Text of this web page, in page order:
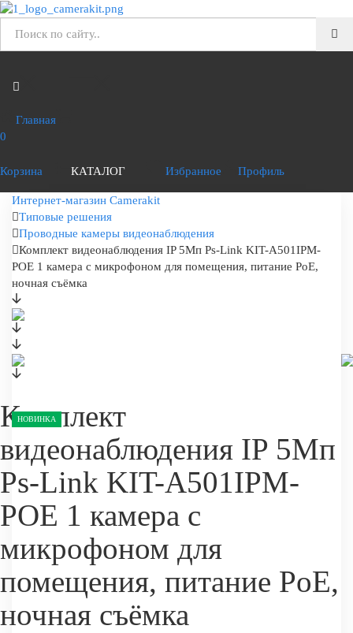
Главная
0
Корзина КАТАЛОГ Избранное Профиль
Интернет-магазин Camerakit
Типовые решения
Проводные камеры видеонаблюдения
Комплект видеонаблюдения IP 5Мп Ps-Link KIT-A501IPM-
POE 1 камера с микрофоном для помещения, питание PoE,
ночная съёмка
НОВИНКА
Комплект
видеонаблюдения IP 5Мп
Ps-Link KIT-A501IPM-
POE 1 камера с
микрофоном для
помещения, питание PoE,
ночная съёмка